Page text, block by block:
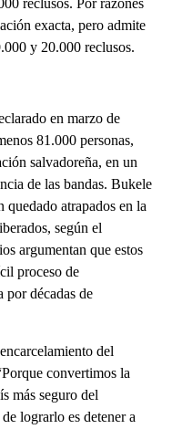
reclusos. Por razones
exacta, pero admite
y 20.000 reclusos.
en marzo de
81.000 personas,
salvadoreña, en un
de las bandas. Bukele
quedado atrapados en la
según el
argumentan que estos
proceso de
por décadas de
del
convertimos la
más seguro del
lograrlo es detener a